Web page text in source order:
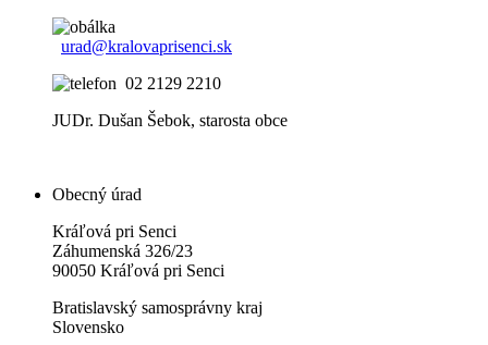
urad@kralovaprisenci.sk
02 2129 2210
JUDr. Dušan Šebok, starosta obce
Obecný úrad
Kráľová pri Senci
Záhumenská 326/23
90050 Kráľová pri Senci
Bratislavský samosprávny kraj
Slovensko